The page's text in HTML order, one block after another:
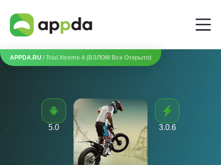
APPDA.RU / Trial Xtreme 4 (ВЗЛОМ Все Открыто)
5.0 3.0.6